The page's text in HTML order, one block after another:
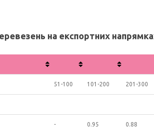
на експортних
51-100 101-200 201-300
- 0.95 0.88